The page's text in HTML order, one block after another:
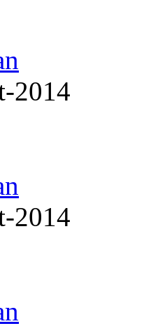
2014
2014